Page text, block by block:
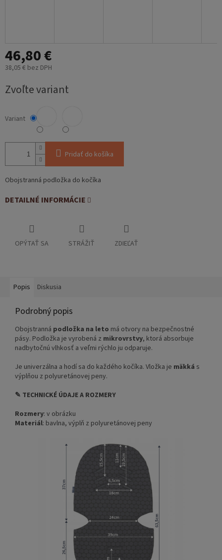
46,80 €
38,05 € bez DPH
cena:
Zvoľte variant
Variant
Pridať do košíka
Obojstranná podložka do kočíka
DETAILNÉ INFORMÁCIE
OPÝTAŤ SA STRÁŽIŤ ZDIEĽAŤ
Popis Diskusia
Podrobný popis
Obojstranná podložka na leto má otvory na bezpečnostné
pásy. Podložka je vyrobená z mikrovrstvy, ktorá absorbuje
nadbytočnú vlhkosť a veľmi rýchlo ju odparuje.
Je univerzálna a hodí sa do každého kočíka. Vložka je mäkká s
výplňou z polyuretánovej peny.
✎ TECHNICKÉ ÚDAJE A ROZMERY
Rozmery: v obrázku
Materiál: bavlna, výplň z polyuretánovej peny